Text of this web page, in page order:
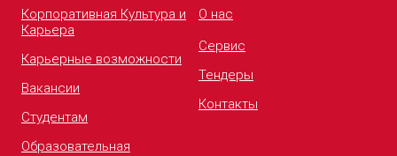
Корпоративная Культура и
Карьера
Карьерные возможности
Вакансии
Студентам
Образовательная
О нас
Сервис
Тендеры
Контакты